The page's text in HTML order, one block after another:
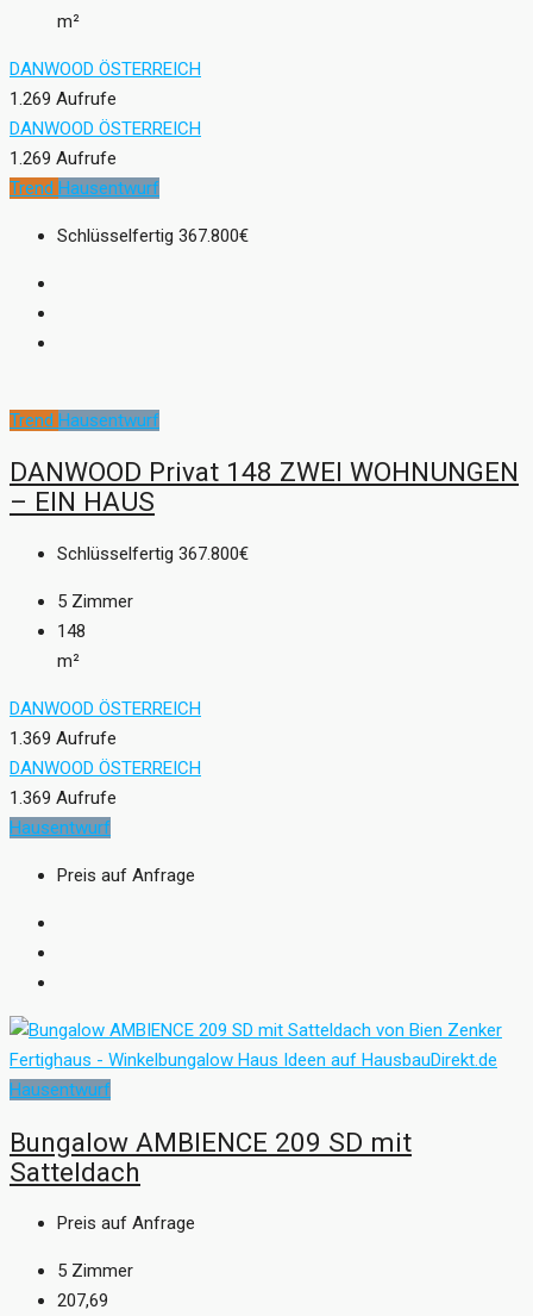
m²
DANWOOD ÖSTERREICH
1.269 Aufrufe
DANWOOD ÖSTERREICH
1.269 Aufrufe
Trend Hausentwurf
Schlüsselfertig 367.800€
Trend Hausentwurf
DANWOOD Privat 148 ZWEI WOHNUNGEN
– EIN HAUS
Schlüsselfertig 367.800€
5 Zimmer
148
m²
DANWOOD ÖSTERREICH
1.369 Aufrufe
DANWOOD ÖSTERREICH
1.369 Aufrufe
Hausentwurf
Preis auf Anfrage
Hausentwurf
Bungalow AMBIENCE 209 SD mit
Satteldach
Preis auf Anfrage
5 Zimmer
207,69